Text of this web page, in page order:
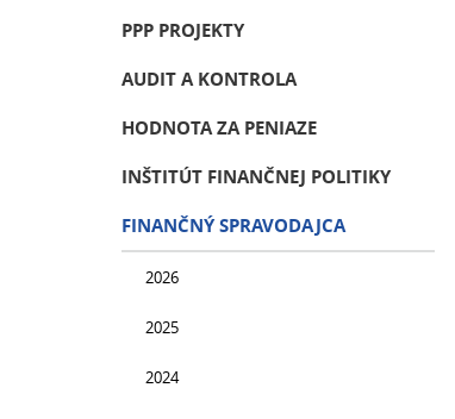
PPP PROJEKTY
AUDIT A KONTROLA
HODNOTA ZA PENIAZE
INŠTITÚT FINANČNEJ POLITIKY
FINANČNÝ SPRAVODAJCA
2026
2025
2024